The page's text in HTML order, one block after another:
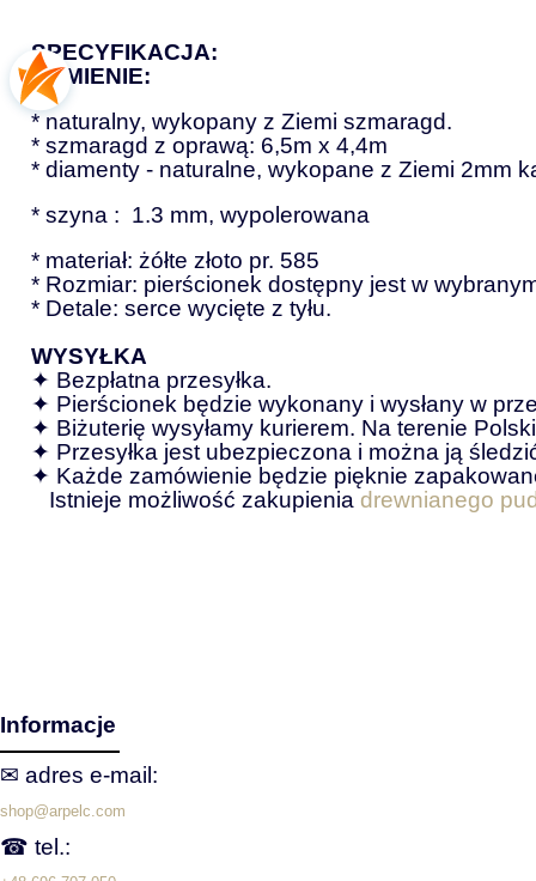
SPECYFIKACJA:
KAMIENIE:
* naturalny, wykopany z Ziemi szmaragd.
* szmaragd z oprawą: 6,5m x 4,4m
* diamenty - naturalne, wykopane z Ziemi 2mm
* szyna :  1.3 mm, wypolerowana
* materiał: żółte złoto pr. 585
* Rozmiar: pierścionek dostępny jest w
* Detale: serce wycięte z tyłu.
WYSYŁKA
✦ Bezpłatna przesyłka.
✦ Pierścionek będzie wykonany i wysłany w
✦ Biżuterię wysyłamy kurierem. Na terenie
✦ Przesyłka jest ubezpieczona i można ją
✦ Każde zamówienie będzie pięknie
   Istnieje możliwość zakupienia
drewnianego
Informacje
✉ adres e‑mail:
shop@arpelc.com
☎ tel.: